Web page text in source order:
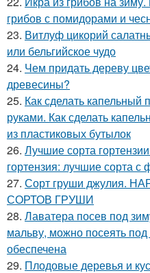
грибов с помидорами и
23. Витлуф цикорий
или бельгийское чудо
24. Чем придать дереву
древесины?
25. Как сделать капельный
руками. Как сделать
из пластиковых бутылок
26. Лучшие сорта
гортензия: лучшие сорта с
27. Сорт груши джулия.
СОРТОВ ГРУШИ
28. Лаватера посев под
мальву, можно посеять под
обеспечена
29. Плодовые деревья и